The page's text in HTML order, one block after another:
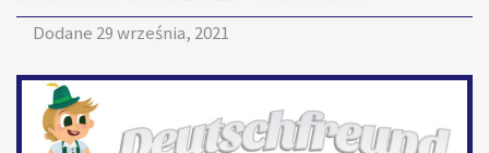
Dodane 29 września, 2021